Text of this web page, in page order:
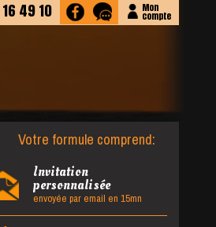
49 10 Mon
compte
Votre formule comprend:
Invitation
personnalisée
envoyée par email en 15mn